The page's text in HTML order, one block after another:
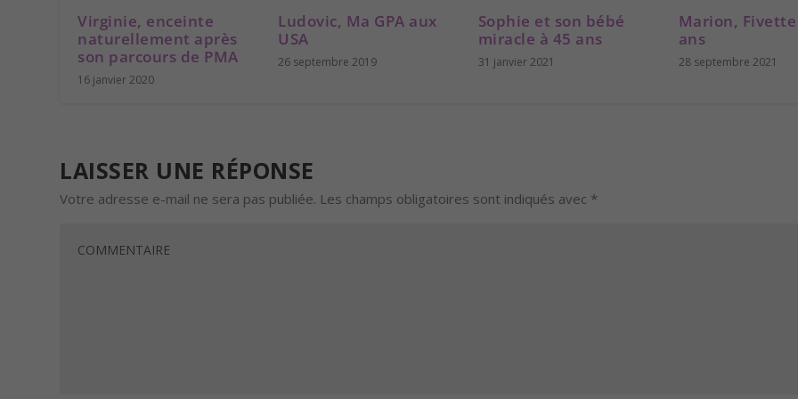
Virginie, enceinte
naturellement après
son parcours de PMA
16 janvier 2020
Ludovic, Ma GPA aux
USA
26 septembre 2019
Sophie et son bébé
miracle à 45 ans
31 janvier 2021
Marion,
ans
28 septembre 2021
LAISSER UNE RÉPONSE
Votre adresse e-mail ne sera pas publiée. Les champs obligatoires sont indiqués avec *